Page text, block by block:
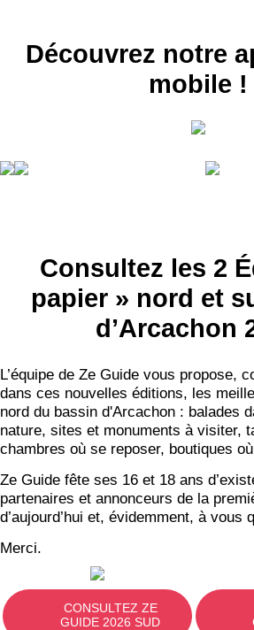
Découvrez notre
mobile !
Consultez les 2
papier » nord et
d’Arcachon
L’équipe de Ze Guide vous propose,
dans ces nouvelles éditions, les
nord du bassin d'Arcachon : balades
nature, sites et monuments à visiter,
chambres où se reposer, boutiques
Ze Guide fête ses 16 et 18 ans
partenaires et annonceurs de la
d’aujourd’hui et, évidemment, à vous
Merci.
CONSULTEZ ZE
GUIDE 2026 SUD